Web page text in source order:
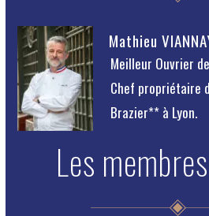
Mathieu
Meilleur Ouvrier
Chef propriétaire
Brazier** à Lyon.
Les